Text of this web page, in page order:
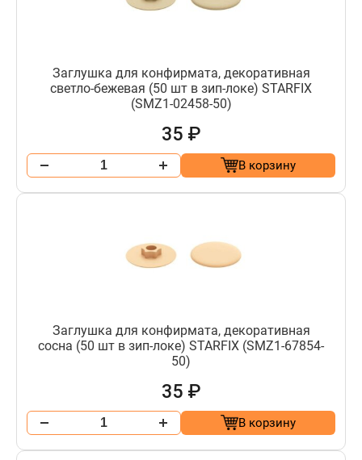
Заглушка для конфирмата, декоративная
светло-бежевая (50 шт в зип-локе) STARFIX
(SMZ1-02458-50)
35 ₽
В корзину
Заглушка для конфирмата, декоративная
сосна (50 шт в зип-локе) STARFIX (SMZ1-67854-
50)
35 ₽
В корзину